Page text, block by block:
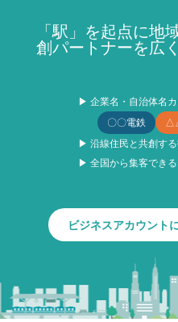
「駅」を起点に地
創パートナーを広
▶ 企業名・自治体名
〇〇電鉄
▶ 沿線住民と共創す
▶ 全国から集客でき
ビジネスアカウント